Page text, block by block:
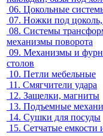
06. Цокольные
07. Ножки под
08. Системы
механизмы поворота
09. Механизмы и
столов
10. Петли мебельные
11. Смягчители удара
12. Защелки, магниты
13. Подъемные
14. Сушки для посуды
15. Сетчатые емкости